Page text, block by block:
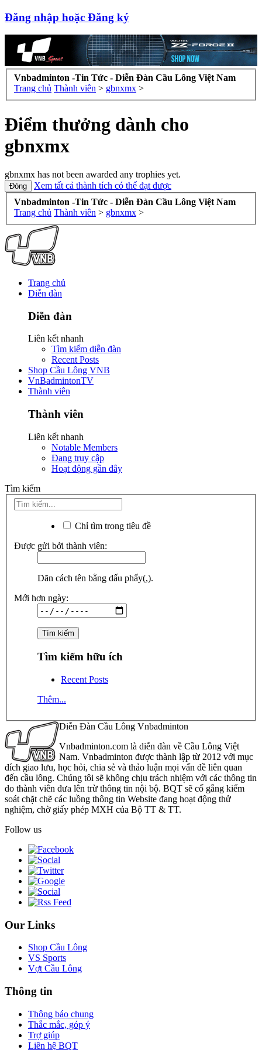
Đăng nhập hoặc Đăng ký
Vnbadminton -Tin Tức - Diễn Đàn Cầu Lông Việt Nam
Trang chủ Thành viên > gbnxmx >
Điểm thưởng dành cho
gbnxmx
gbnxmx has not been awarded any trophies yet.
Xem tất cả thành tích có thể đạt được
Vnbadminton -Tin Tức - Diễn Đàn Cầu Lông Việt Nam
Trang chủ Thành viên > gbnxmx >
Trang chủ
Diễn đàn
Diễn đàn
Liên kết nhanh
Tìm kiếm diễn đàn
Recent Posts
Shop Cầu Lông VNB
VnBadmintonTV
Thành viên
Thành viên
Liên kết nhanh
Notable Members
Đang truy cập
Hoạt động gần đây
Tìm kiếm
Chỉ tìm trong tiêu đề
Được gửi bởi thành viên:
Dãn cách tên bằng dấu phẩy(,).
Mới hơn ngày:
Tìm kiếm hữu ích
Recent Posts
Thêm...
Diễn Đàn Cầu Lông Vnbadminton
Vnbadminton.com là diễn đàn về Cầu Lông Việt
Nam. Vnbadminton được thành lập từ 2012 với mục
đích giao lưu, học hỏi, chia sẻ và thảo luận mọi vấn đề liên quan
đến cầu lông. Chúng tôi sẽ không chịu trách nhiệm với các thông tin
do thành viên đưa lên trừ thông tin nội bộ. BQT sẽ cố gắng kiểm
soát chặt chẽ các luồng thông tin Website đang hoạt động thử
nghiệm, chờ giấy phép MXH của Bộ TT & TT.
Follow us
Our Links
Shop Cầu Lông
VS Sports
Vợt Cầu Lông
Thông tin
Thông báo chung
Thắc mắc, góp ý
Trợ giúp
Liên hệ BQT